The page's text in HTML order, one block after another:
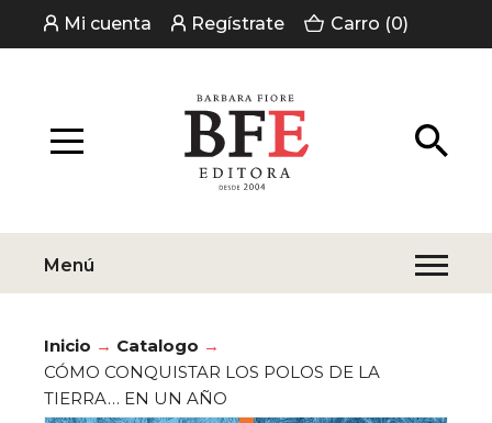
Mi cuenta Regístrate Carro (0)
Menú
Inicio
Catalogo
CÓMO CONQUISTAR LOS POLOS DE LA
TIERRA… EN UN AÑO